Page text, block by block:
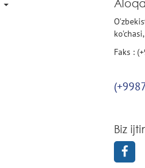
Aloqa
Faks :
Biz